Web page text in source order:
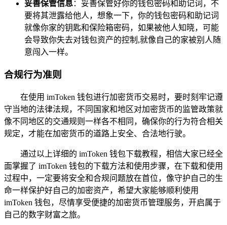
妥善保管信息：妥善保管好你的钱包密码和助记词，不
要将其泄露给他人，想象一下，你的钱包密码和助记词
就像你家的钥匙和保险箱密码，如果被他人知晓，可能
会导致你失去对钱包资产的控制,就像自己的家被别人随
意闯入一样。
合规行为准则
在使用 imToken 钱包进行加密货币交易时，要时刻牢记遵
守当地的法律法规，不同国家和地区对加密货币的监管政策就
像不同地区的交通规则一样各不相同，确保你的行为符合相关
规定，才能在加密货币的道路上安全、合法地行驶。
通过以上详细的 imToken 钱包下载教程，相信大家已经全
面掌握了 imToken 钱包的下载方法和使用步骤，在下载和使用
过程中，一定要将安全和合规问题放在首位，像守护自己的生
命一样保护好自己的加密资产，希望大家能够顺利使用
imToken 钱包，尽情享受便捷的加密货币管理服务，开启属于
自己的数字财富之旅。